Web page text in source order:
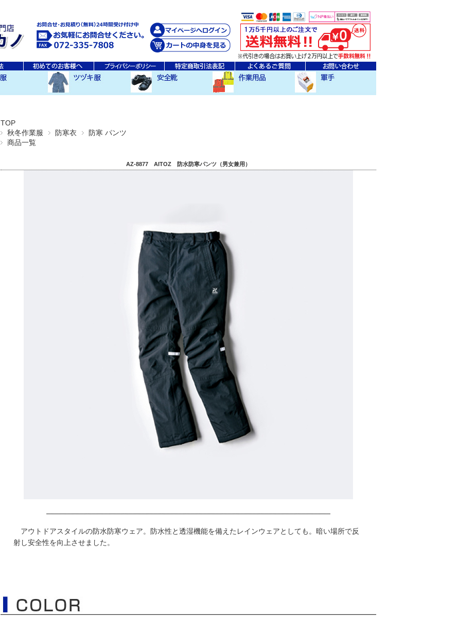
TOP
秋冬作業服
防寒衣
防寒 パンツ
商品一覧
AZ-8877 AITOZ 防水防寒パンツ（男女兼用）
アウトドアスタイルの防水防寒ウェア。防水性と透湿機能を備えたレインウェアとしても。暗い場所で反
射し安全性を向上させました。